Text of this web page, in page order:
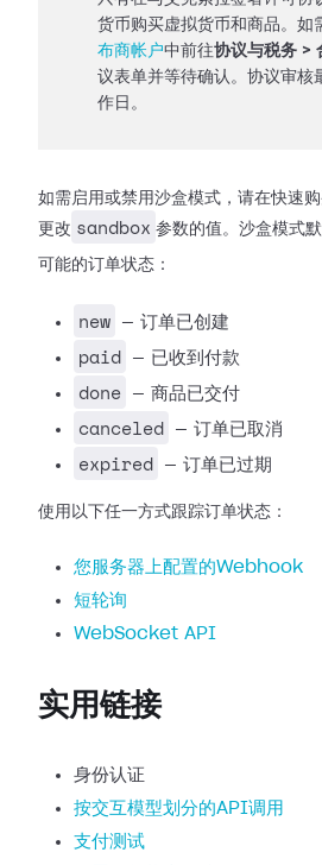
货币购买虚拟货币和商品。如
布商帐户中前往协议与税务 >
议表单并等待确认。协议审核
作日。
如需启用或禁用沙盒模式，请在快速
更改 sandbox 参数的值。沙盒模式默
可能的订单状态：
new — 订单已创建
paid — 已收到付款
done — 商品已交付
canceled — 订单已取消
expired — 订单已过期
使用以下任一方式跟踪订单状态：
您服务器上配置的Webhook
短轮询
WebSocket API
实用链接
身份认证
按交互模型划分的API调用
支付测试